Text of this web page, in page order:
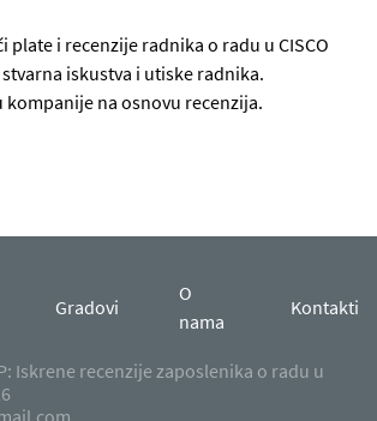
plate i recenzije radnika o radu u CISCO
stvarna iskustva i utiske radnika.
kompanije na osnovu recenzija.
Gradovi
O
nama
Kontakti
Iskrene recenzije zaposlenika o radu u